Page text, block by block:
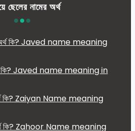
ছেলের নামের অর্থ
কি? Javed name meaning in
কি? Zaiyan Name meaning